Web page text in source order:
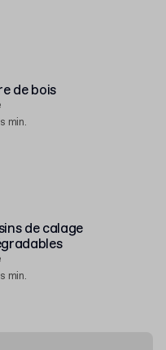
de bois
min.
de calage
min.